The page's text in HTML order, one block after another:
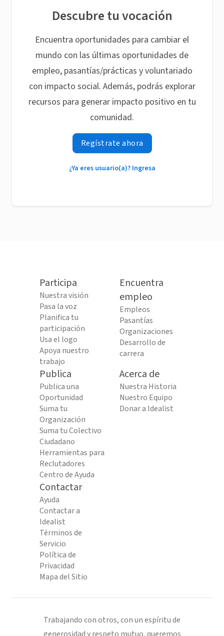
Descubre tu vocación
Encuentra oportunidades para cambiar el
mundo con las últimas oportunidades de
empleo, pasantías/prácticas y voluntariado
con impacto social. Además, podrás explorar
recursos para generar impacto positivo en tu
comunidad.
Regístrate ahora
¿Ya eres usuario(a)? Ingresa
Participa
Nuestra visión
Pasa la voz
Planifica tu
participación
Usa el logo
Apoya nuestro
trabajo
Encuentra
empleo
Empleos
Pasantías
Organizaciones
Desarrollo de
carrera
Publica
Publica una
Oportunidad
Suma tu
Organización
Suma tu Colectivo
Ciudadano
Herramientas para
Reclutadores
Centro de Ayuda
Acerca de
Nuestra Historia
Nuestro Equipo
Donar a Idealist
Contactar
Ayuda
Contactar a
Idealist
Términos de
Servicio
Política de
Privacidad
Mapa del Sitio
Trabajando con otros, con un espíritu de